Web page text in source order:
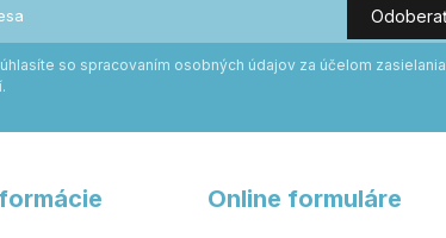
so spracovaním osobných údajov za účelom zasielania
Online formuláre